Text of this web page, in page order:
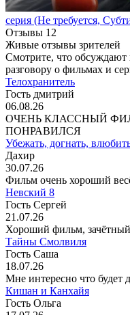
серия (Не требуется,
Отзывы 12
Живые отзывы зрителей
Смотрите, что обсуждают
разговору о фильмах и
Телохранитель
Гость дмитрий
06.08.26
ОЧЕНЬ КЛАССНЫЙ
ПОНРАВИЛСЯ
Убежать, догнать,
Дахир
30.07.26
Фильм очень хороший
Невский 8
Гость Сергей
21.07.26
Хороший фильм, зачётный
Тайны Смолвиля
Гость Саша
18.07.26
Мне интересно что будет
Кишан и Канхайя
Гость Ольга